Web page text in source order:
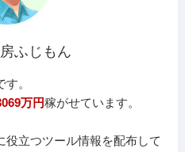
ふじもん
。
万円稼がせています。
立つツール情報を配布して